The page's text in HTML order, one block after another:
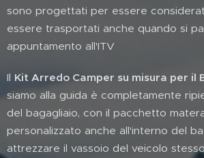
sono progettati per essere
essere trasportati anche quando si
appuntamento all'ITV
Il Kit Arredo Camper su misura per il
siamo alla guida è completamente
del bagagliaio, con il pacchetto
personalizzato anche all'interno del
attrezzare il vassoio del veicolo